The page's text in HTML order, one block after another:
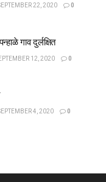
22, 2020 0
गाव दुर्लक्षित
12, 2020 0
4, 2020 0